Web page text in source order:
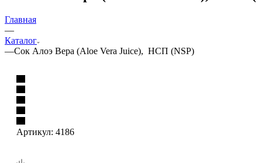
Главная
—
Каталог
—Сок Алоэ Вера (Aloe Vera Juice), НСП (NSP)
Артикул: 4186